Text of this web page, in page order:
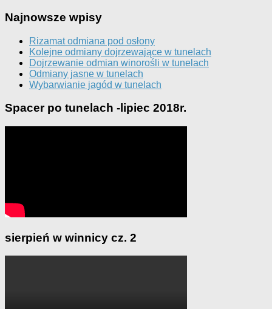
Najnowsze wpisy
Rizamat odmiana pod osłony
Kolejne odmiany dojrzewające w tunelach
Dojrzewanie odmian winorośli w tunelach
Odmiany jasne w tunelach
Wybarwianie jagód w tunelach
Spacer po tunelach -lipiec 2018r.
sierpień w winnicy cz. 2